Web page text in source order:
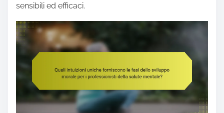
sensibili ed efficaci.